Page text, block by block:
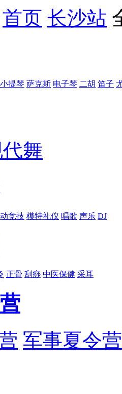
首页 长沙站
小提琴 萨克斯 电子琴 二胡 笛子
舞
竞技 模特礼仪 唱歌 声乐 DJ
正骨 刮痧 中医保健 采耳
军事夏令营